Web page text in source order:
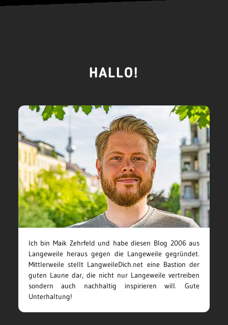
HALLO!
Ich bin Maik Zehrfeld und habe diesen Blog 2006 aus
Langeweile heraus gegen die Langeweile gegründet.
Mittlerweile stellt LangweileDich.net eine Bastion der
guten Laune dar, die nicht nur Langeweile vertreiben
sondern auch nachhaltig inspirieren will. Gute
Unterhaltung!